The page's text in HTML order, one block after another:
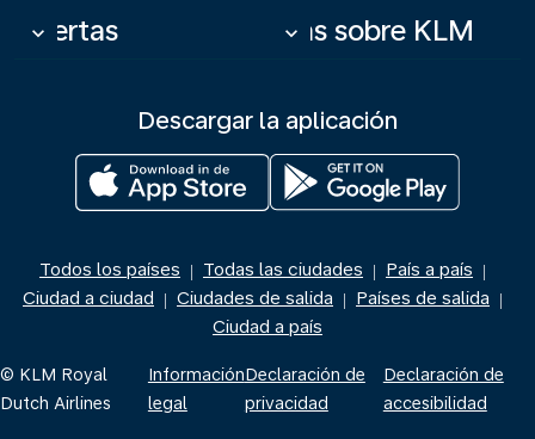
Ofertas
keyboard_arrow_down Más sobre KLM
keyboard_arrow_down
Descargar la aplicación
Todos los países | Todas las ciudades | País a país |
Ciudad a ciudad | Ciudades de salida | Países de salida |
Ciudad a país
© KLM Royal
Dutch Airlines
Información
legal
Declaración de
privacidad
Declaración de
accesibilidad